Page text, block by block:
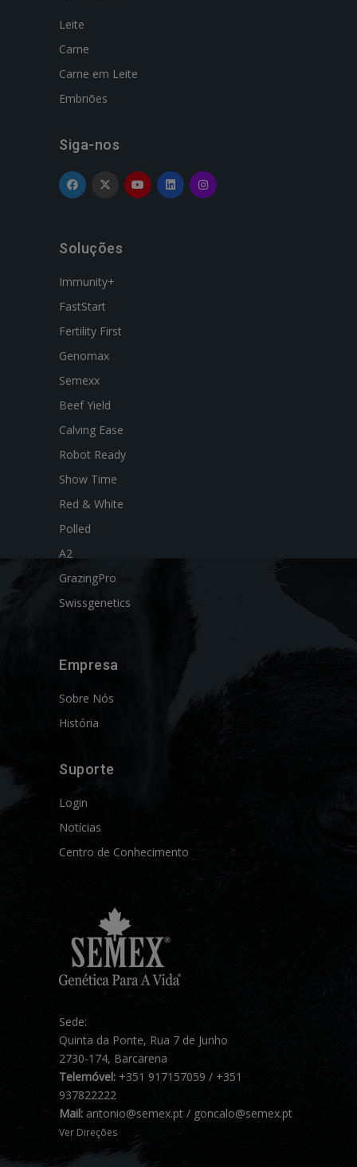
Leite
Carne
Carne em Leite
Embriões
Siga-nos
Soluções
Immunity+
FastStart
Fertility First
Genomax
Semexx
Beef Yield
Calving Ease
Robot Ready
Show Time
Red & White
Polled
A2
GrazingPro
Swissgenetics
Empresa
Sobre Nós
História
Suporte
Login
Notícias
Centro de Conhecimento
Sede:
Quinta da Ponte, Rua 7 de Junho
2730-174, Barcarena
Telemóvel: +351 917157059 / +351
937822222
Mail: antonio@semex.pt / goncalo@semex.pt
Ver Direções